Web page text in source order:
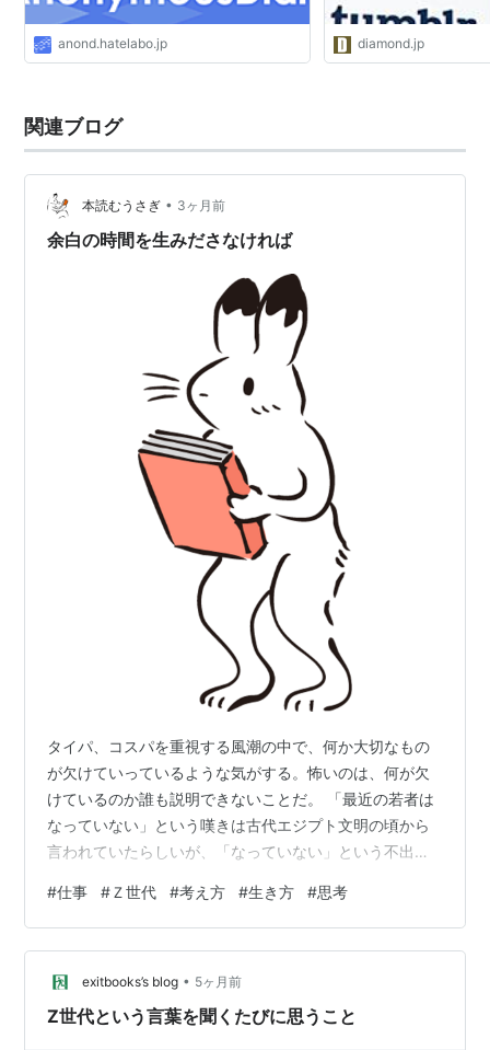
anond.hatelabo.jp diamond.jp
関連ブログ
本読むうさぎ • 3ヶ月前
余白の時間を生みださなければ
タイパ、コスパを重視する風潮の中で、何か大切なもの
が欠けていっているような気がする。怖いのは、何が欠
けているのか誰も説明できないことだ。 「最近の若者は
なっていない」という嘆きは古代エジプト文明の頃から
言われていたらしいが、「なっていない」という不出来
点が問題ではないかと思う。似た社会的な条件の中で生
き抜くために、必要なものと不必要なものを選り分けて
獲得してきたのが若者だ。世代という枠組みに人が集ま
るのではない。生き抜いてきた集団のことを世代と呼
ぶ。「最近の若者は……」とぼやく人たちにとって必要だ
#仕事 #Ｚ世代 #考え方 #生き方 #思考
exitbooks’s blog • 5ヶ月前
Z世代という言葉を聞くたびに思うこと